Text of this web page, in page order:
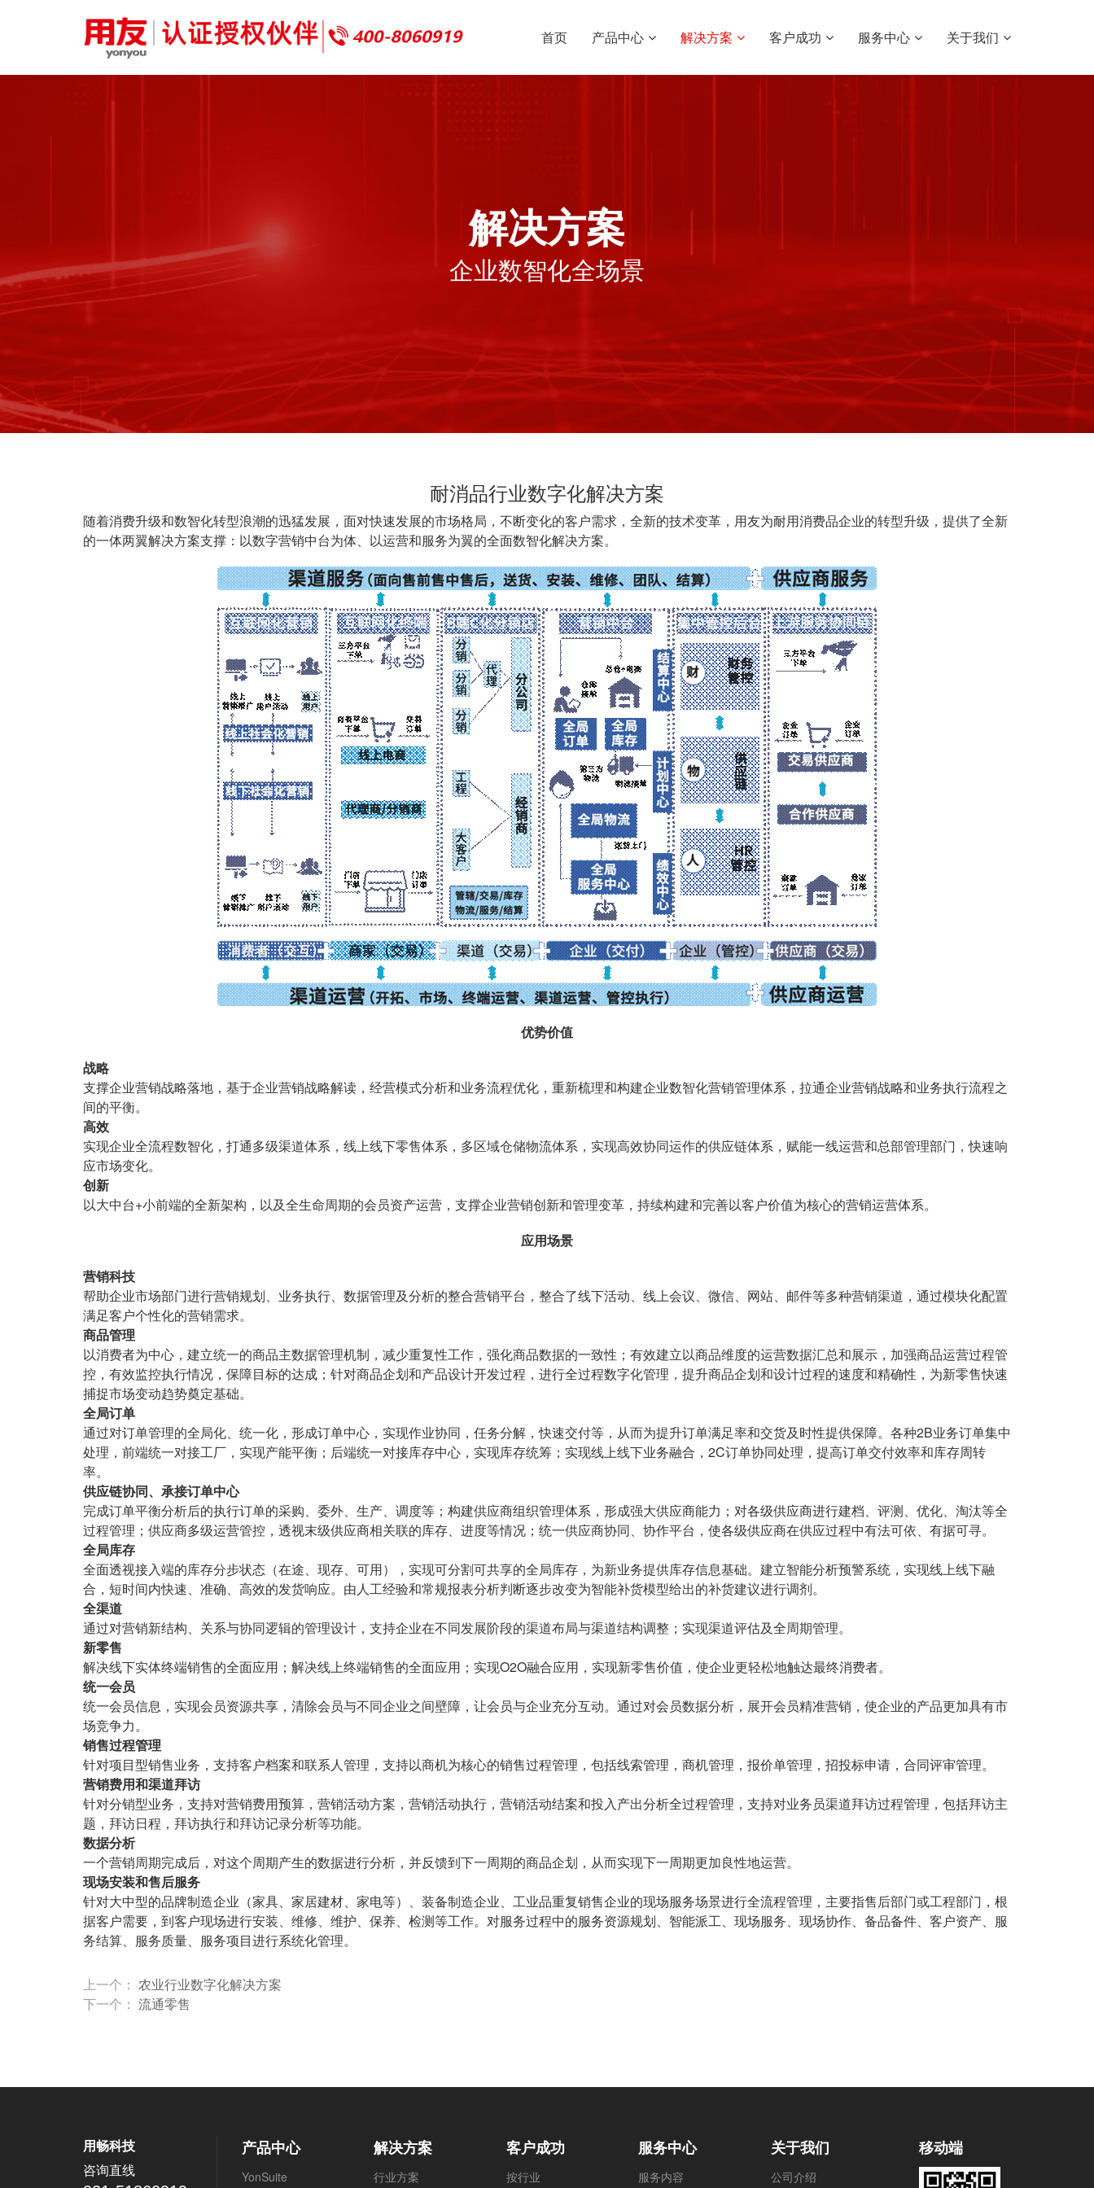
首页 产品中心 解决方案 客户成功 服务中心 关于我们
解决方案
企业数智化全场景
耐消品行业数字化解决方案
随着消费升级和数智化转型浪潮的迅猛发展，面对快速发展的市场格局，不断变化的客户需求，全新的技术变革，用友为耐用消费品企业的转型升级，提供了全新
的一体两翼解决方案支撑：以数字营销中台为体、以运营和服务为翼的全面数智化解决方案。
优势价值
战略
支撑企业营销战略落地，基于企业营销战略解读，经营模式分析和业务流程优化，重新梳理和构建企业数智化营销管理体系，拉通企业营销战略和业务执行流程之
间的平衡。
高效
实现企业全流程数智化，打通多级渠道体系，线上线下零售体系，多区域仓储物流体系，实现高效协同运作的供应链体系，赋能一线运营和总部管理部门，快速响
应市场变化。
创新
以大中台+小前端的全新架构，以及全生命周期的会员资产运营，支撑企业营销创新和管理变革，持续构建和完善以客户价值为核心的营销运营体系。
应用场景
营销科技
帮助企业市场部门进行营销规划、业务执行、数据管理及分析的整合营销平台，整合了线下活动、线上会议、微信、网站、邮件等多种营销渠道，通过模块化配置
满足客户个性化的营销需求。
商品管理
以消费者为中心，建立统一的商品主数据管理机制，减少重复性工作，强化商品数据的一致性；有效建立以商品维度的运营数据汇总和展示，加强商品运营过程管
控，有效监控执行情况，保障目标的达成；针对商品企划和产品设计开发过程，进行全过程数字化管理，提升商品企划和设计过程的速度和精确性，为新零售快速
捕捉市场变动趋势奠定基础。
全局订单
通过对订单管理的全局化、统一化，形成订单中心，实现作业协同，任务分解，快速交付等，从而为提升订单满足率和交货及时性提供保障。各种2B业务订单集中
处理，前端统一对接工厂，实现产能平衡；后端统一对接库存中心，实现库存统筹；实现线上线下业务融合，2C订单协同处理，提高订单交付效率和库存周转
率。
供应链协同、承接订单中心
完成订单平衡分析后的执行订单的采购、委外、生产、调度等；构建供应商组织管理体系，形成强大供应商能力；对各级供应商进行建档、评测、优化、淘汰等全
过程管理；供应商多级运营管控，透视末级供应商相关联的库存、进度等情况；统一供应商协同、协作平台，使各级供应商在供应过程中有法可依、有据可寻。
全局库存
全面透视接入端的库存分步状态（在途、现存、可用），实现可分割可共享的全局库存，为新业务提供库存信息基础。建立智能分析预警系统，实现线上线下融
合，短时间内快速、准确、高效的发货响应。由人工经验和常规报表分析判断逐步改变为智能补货模型给出的补货建议进行调剂。
全渠道
通过对营销新结构、关系与协同逻辑的管理设计，支持企业在不同发展阶段的渠道布局与渠道结构调整；实现渠道评估及全周期管理。
新零售
解决线下实体终端销售的全面应用；解决线上终端销售的全面应用；实现O2O融合应用，实现新零售价值，使企业更轻松地触达最终消费者。
统一会员
统一会员信息，实现会员资源共享，清除会员与不同企业之间壁障，让会员与企业充分互动。通过对会员数据分析，展开会员精准营销，使企业的产品更加具有市
场竞争力。
销售过程管理
针对项目型销售业务，支持客户档案和联系人管理，支持以商机为核心的销售过程管理，包括线索管理，商机管理，报价单管理，招投标申请，合同评审管理。
营销费用和渠道拜访
针对分销型业务，支持对营销费用预算，营销活动方案，营销活动执行，营销活动结案和投入产出分析全过程管理，支持对业务员渠道拜访过程管理，包括拜访主
题，拜访日程，拜访执行和拜访记录分析等功能。
数据分析
一个营销周期完成后，对这个周期产生的数据进行分析，并反馈到下一周期的商品企划，从而实现下一周期更加良性地运营。
现场安装和售后服务
针对大中型的品牌制造企业（家具、家居建材、家电等）、装备制造企业、工业品重复销售企业的现场服务场景进行全流程管理，主要指售后部门或工程部门，根
据客户需要，到客户现场进行安装、维修、维护、保养、检测等工作。对服务过程中的服务资源规划、智能派工、现场服务、现场协作、备品备件、客户资产、服
务结算、服务质量、服务项目进行系统化管理。
上一个： 农业行业数字化解决方案
下一个： 流通零售
用畅科技
咨询直线
产品中心
YonSuite
解决方案
行业方案
客户成功
按行业
服务中心
服务内容
关于我们
公司介绍
移动端